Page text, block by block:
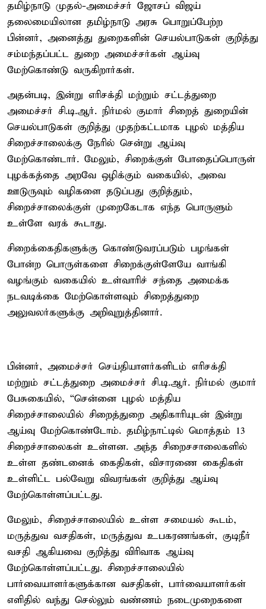
தமிழ்நாடு முதல்-அமைச்சர் ஜோசப் விஜய்
தலைமையிலான தமிழ்நாடு அரசு பொறுப்பேற்ற
பின்னர், அனைத்து துறைகளின் செயல்பாடுகள் குறித்து
சம்மந்தப்பட்ட துறை அமைச்சர்கள் ஆய்வு
மேற்கொண்டு வருகிறார்கள்.
அதன்படி, இன்று எரிசக்தி மற்றும் சட்டத்துறை
அமைச்சர் சி.டி.ஆர். நிர்மல் குமார் சிறைத் துறையின்
செயல்பாடுகள் குறித்து முதற்கட்டமாக புழல் மத்திய
சிறைச்சாலைக்கு நேரில் சென்று ஆய்வு
மேற்கொண்டார். மேலும், சிறைக்குள் போதைப்பொருள்
புழக்கத்தை அறவே ஒழிக்கும் வகையில், அவை
ஊடுருவும் வழிகளை தடுப்பது குறித்தும்,
சிறைச்சாலைக்குள் முறைகேடாக எந்த பொருளும்
உள்ளே வரக் கூடாது.
சிறைக்கைதிகளுக்கு கொண்டுவரப்படும் பழங்கள்
போன்ற பொருள்களை சிறைக்குள்ளேயே வாங்கி
வழங்கும் வகையில் உள்வாரிச் சந்தை அமைக்க
நடவடிக்கை மேற்கொள்ளவும் சிறைத்துறை
அலுவலர்களுக்கு அறிவுறுத்தினார்.
பின்னர், அமைச்சர் செய்தியாளர்களிடம் எரிசக்தி
மற்றும் சட்டத்துறை அமைச்சர் சி.டி.ஆர். நிர்மல் குமார்
பேசுகையில், “சென்னை புழல் மத்திய
சிறைச்சாலையில் சிறைத்துறை அதிகாரியுடன் இன்று
ஆய்வு மேற்கொண்டோம். தமிழ்நாட்டில் மொத்தம் 13
சிறைச்சாலைகள் உள்ளன. அந்த சிறைசசாலைகளில்
உள்ள தண்டனைக் கைதிகள், விசாரணை கைதிகள்
உள்ளிட்ட பல்வேறு விவரங்கள் குறித்து ஆய்வு
மேற்கொள்ளப்பட்டது.
மேலும், சிறைச்சாலையில் உள்ள சமையல் கூடம்,
மருத்துவ வசதிகள், மருத்துவ உபகரணங்கள், குடிநீர்
வசதி ஆகியவை குறித்து விரிவாக ஆய்வு
மேற்கொள்ளப்பட்டது. சிறைச்சாலையில்
பார்வையாளர்களுக்கான வசதிகள், பார்வையாளர்கள்
எளிதில் வந்து செல்லும் வண்ணம் நடைமுறைகளை